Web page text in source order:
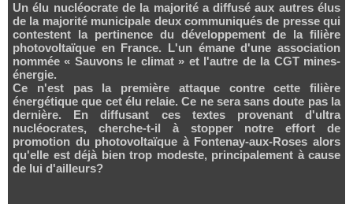
Un élu nucléocrate de la majorité a diffusé aux autres élus
de la majorité municipale deux communiqués de presse qui
contestent la pertinence du développement de la filière
photovoltaïque en France. L'un émane d'une association
nommée « Sauvons le climat » et l'autre de la CGT mines-
énergie.
Ce n'est pas la première attaque contre cette filière
énergétique que cet élu relaie. Ce ne sera sans doute pas la
dernière. En diffusant ces textes provenant d'ultra
nucléocrates, cherche-t-il à stopper notre effort de
promotion du photovoltaïque à Fontenay-aux-Roses alors
qu'elle est déjà bien trop modeste, principalement à cause
de lui d'ailleurs?